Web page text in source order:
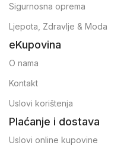
Sigurnosna oprema
Ljepota, Zdravlje & Moda
eKupovina
O nama
Kontakt
Uslovi korištenja
Plaćanje i dostava
Uslovi online kupovine